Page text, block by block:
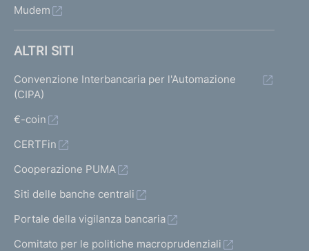
Mudem
ALTRI SITI
Convenzione Interbancaria per l'Automazione
(CIPA)
€-coin
CERTFin
Cooperazione PUMA
Siti delle banche centrali
Portale della vigilanza bancaria
Comitato per le politiche macroprudenziali